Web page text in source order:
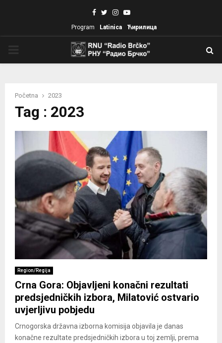
Facebook
TwitterInstagram
Youtube
Program Latinica Ћирилица
Početna 2023
Tag : 2023
Region/Regija
Crna Gora: Objavljeni konačni rezultati
predsjedničkih izbora, Milatović ostvario
uvjerljivu pobjedu
Crnogorska državna izborna komisija objavila je danas
konačne rezultate predsjedničkih izbora u toj zemlji, prema